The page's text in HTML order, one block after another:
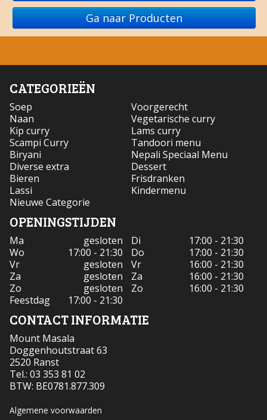
Ga naar Producten
CATEGORIEËN
Soep
Voorgerecht
Naan
Vegetarische curry
Kip curry
Lams curry
Scampi Curry
Tandoori menu
Biryani
Nepali Speciaal Menu
Diverse extra
Dessert
Bieren
Frisdranken
Lassi
Kindermenu
Nieuwe Categorie
OPENINGSTIJDEN
Ma gesloten Di
17:00 - 21:30
Wo
17:00 - 21:30 Do
17:00 - 21:30
Vr
gesloten Vr
16:00 - 21:30
Za
gesloten Za
16:00 - 21:30
Zo
gesloten Zo
16:00 - 21:30
Feestdag
17:00 - 21:30
CONTACT INFORMATIE
Mount Masala
Doggenhoutstraat 63
2520 Ranst
Tel.: 03 353 81 02
BTW: BE0781.877.309
Algemene voorwaarden